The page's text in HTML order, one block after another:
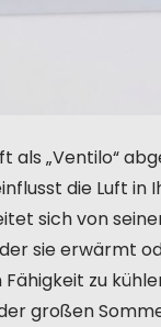
als „Ventilo“
die Luft
sich von
sie erwärmt
zu
großen